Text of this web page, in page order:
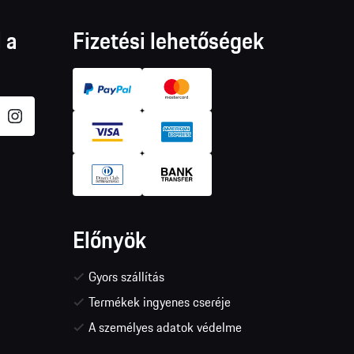
Fizetési lehetőségek
Előnyök
Gyors szállítás
Termékek ingyenes cseréje
A személyes adatok védelme